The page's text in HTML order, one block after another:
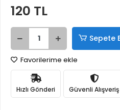
120 TL
Sepete
Favorilerime ekle
Hızlı Gönderi Güvenli Alışveriş